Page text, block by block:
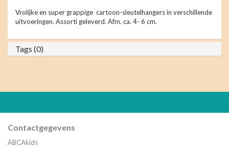
Vrolijke en super grappige cartoon-sleutelhangers in verschillende
uitvoeringen. Assorti geleverd. Afm. ca. 4- 6 cm.
Tags (0)
Contactgegevens
ABCAkids